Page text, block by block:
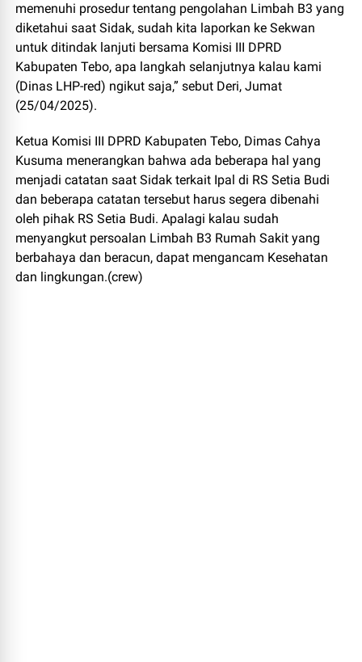
memenuhi prosedur tentang pengolahan Limbah B3 yang
diketahui saat Sidak, sudah kita laporkan ke Sekwan
untuk ditindak lanjuti bersama Komisi III DPRD
Kabupaten Tebo, apa langkah selanjutnya kalau kami
(Dinas LHP-red) ngikut saja,” sebut Deri, Jumat
(25/04/2025).
Ketua Komisi III DPRD Kabupaten Tebo, Dimas Cahya
Kusuma menerangkan bahwa ada beberapa hal yang
menjadi catatan saat Sidak terkait Ipal di RS Setia Budi
dan beberapa catatan tersebut harus segera dibenahi
oleh pihak RS Setia Budi. Apalagi kalau sudah
menyangkut persoalan Limbah B3 Rumah Sakit yang
berbahaya dan beracun, dapat mengancam Kesehatan
dan lingkungan.(crew)